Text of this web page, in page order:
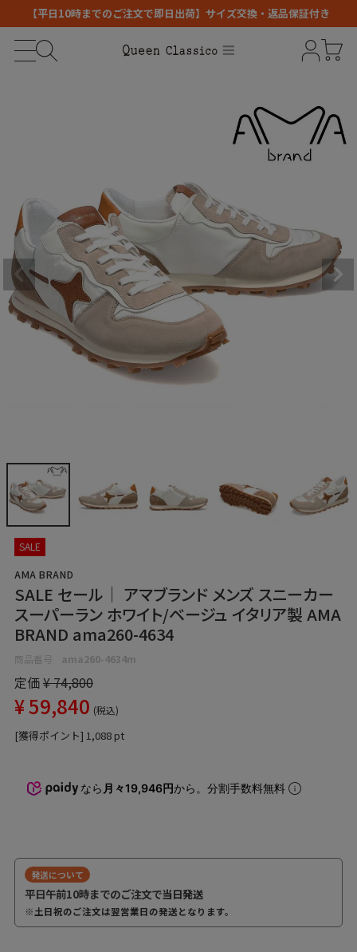
【平日10時までのご注文で即日出荷】サイズ交換・返品保証付き
SALE
AMA BRAND
SALE セール｜ アマブランド メンズ スニーカー
スーパーラン ホワイト/ベージュ イタリア製 AMA
BRAND ama260-4634
商品番号 ama260-4634m
定価¥74,800
¥59,840 税込
[獲得ポイント] 1,088 pt
なら 月々19,946円から。分割手数料無料
発送について
平日午前10時までのご注文で当日発送
※土日祝のご注文は翌営業日の発送となります。